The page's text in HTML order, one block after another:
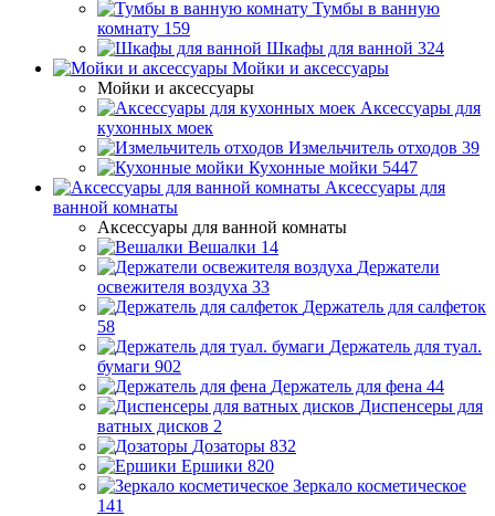
Тумбы в ванную
комнату 159
Шкафы для ванной 324
Мойки и аксессуары
Мойки и аксессуары
Аксессуары для
кухонных моек
Измельчитель отходов 39
Кухонные мойки 5447
Аксессуары для
ванной комнаты
Аксессуары для ванной комнаты
Вешалки 14
Держатели
освежителя воздуха 33
Держатель для салфеток
58
Держатель для туал.
бумаги 902
Держатель для фена 44
Диспенсеры для
ватных дисков 2
Дозаторы 832
Ершики 820
Зеркало косметическое
141